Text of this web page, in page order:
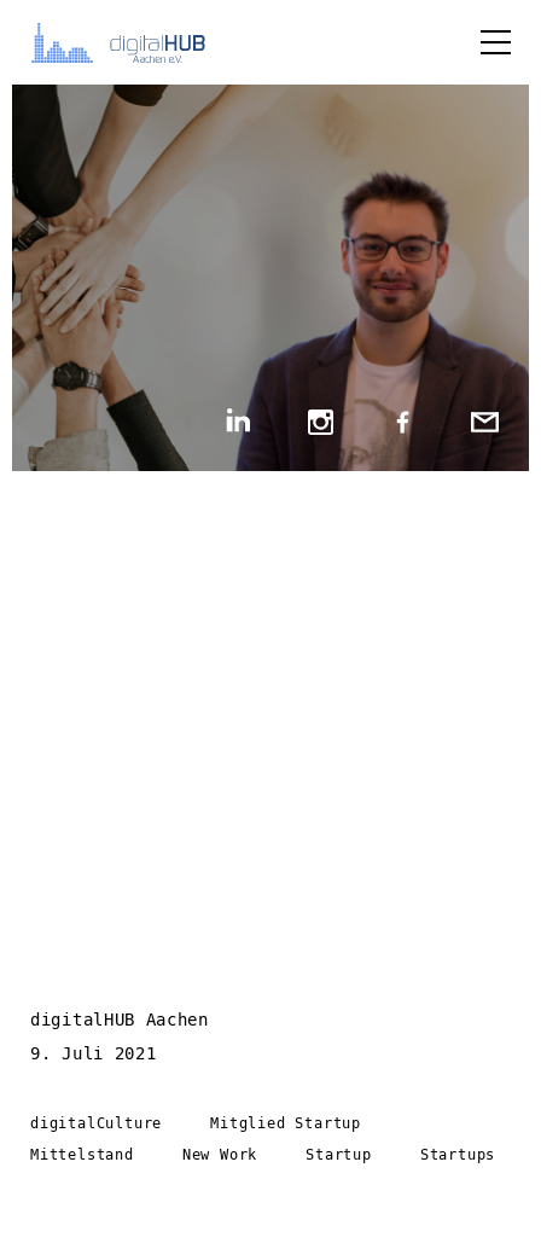
digitalHUB Aachen
9. Juli 2021
digitalCulture
Mitglied Startup
Mittelstand
New Work Startup Startups